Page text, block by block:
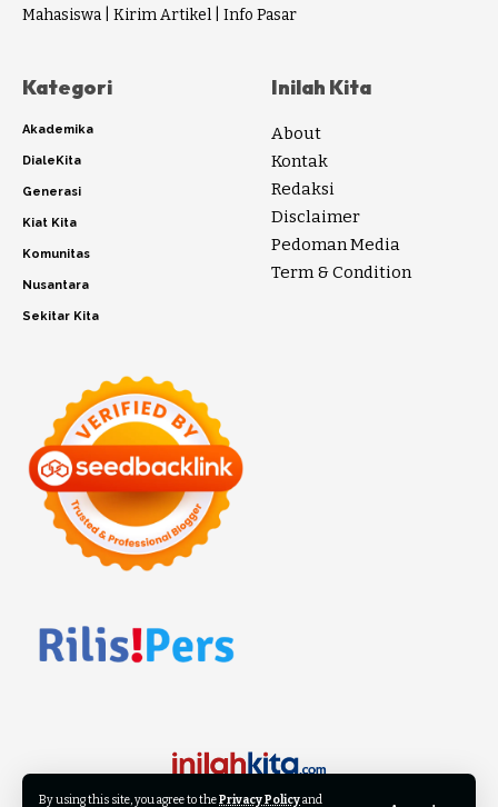
By using this site, you agree to thePrivacy Policyand
Mahasiswa
Kirim Artikel Info Pasar
Kategori
Akademika
DialeKita
Generasi
Kiat Kita
Komunitas
Nusantara
Sekitar Kita
Inilah Kita
About
Kontak
Redaksi
Disclaimer
Pedoman Media
Term & Condition